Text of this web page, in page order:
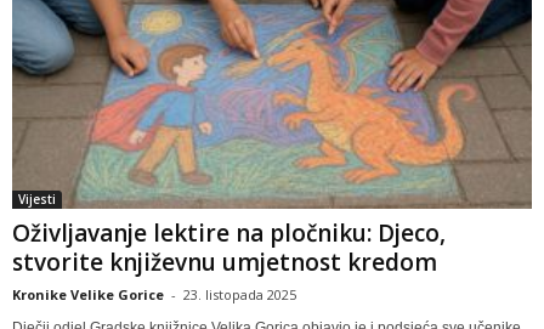
Vijesti
Oživljavanje lektire na pločniku: Djeco,
stvorite književnu umjetnost kredom
Kronike Velike Gorice - 23. listopada 2025